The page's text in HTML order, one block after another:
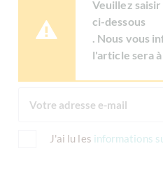
Veuillez
ci-dessous
. Nous vous
l'article sera
J'ai lu les informations